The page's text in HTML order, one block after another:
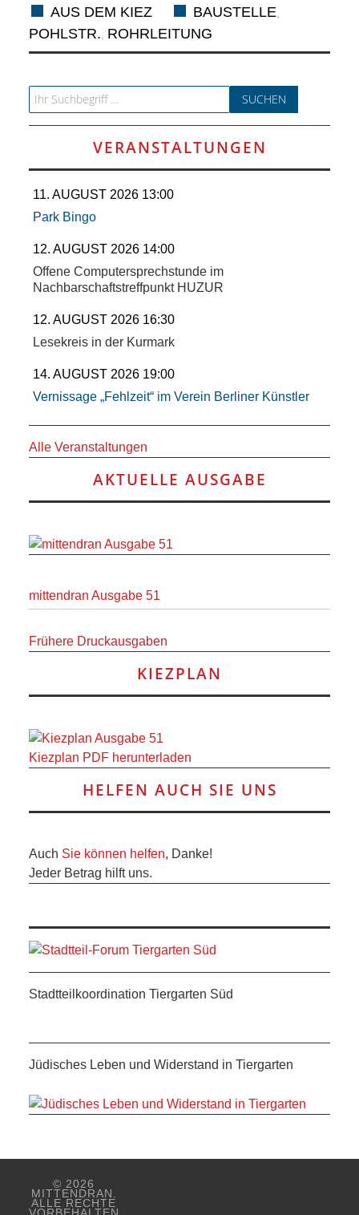
GASTRONOMIE
KINDER,
HERANWACHSENDE,
SCHULE
KUNST
UND
KULTUR
EIGENER
SACHE
MITEINANDER
ÖFFENTLICHER
RAUM UND
VERKEHR
BAUEN
UND
WOHNEN
UND
FREIZEIT
ANDERE
NETZWERK
SPONSORING
AUS DEM KIEZ BAUSTELLE,
POHLSTR., ROHRLEITUNG
Search for:
VERANSTALTUNGEN
11. AUGUST 2026 13:00
Park Bingo
12. AUGUST 2026 14:00
Offene Computersprechstunde im
Nachbarschaftstreffpunkt HUZUR
12. AUGUST 2026 16:30
Lesekreis in der Kurmark
14. AUGUST 2026 19:00
Vernissage „Fehlzeit“ im Verein Berliner Künstler
Alle Veranstaltungen
AKTUELLE AUSGABE
mittendran Ausgabe 51
Frühere Druckausgaben
KIEZPLAN
Kiezplan PDF herunterladen
HELFEN AUCH SIE UNS
Auch Sie können helfen, Danke!
Jeder Betrag hilft uns.
Stadtteilkoordination Tiergarten Süd
Jüdisches Leben und Widerstand in Tiergarten
© 2026
MITTENDRAN.
ALLE RECHTE
VORBEHALTEN.